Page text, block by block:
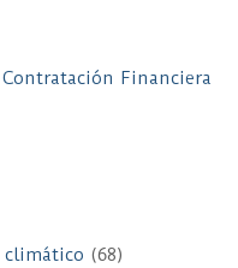
Financiera
climático (68)